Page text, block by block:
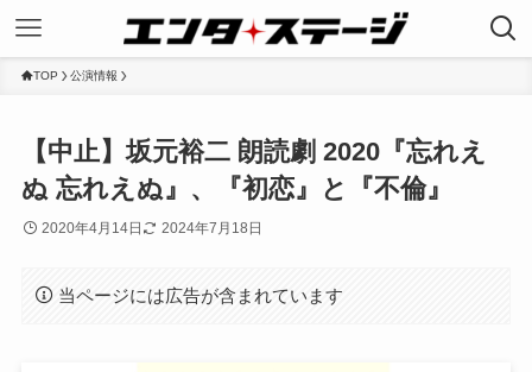
TOP 公演情報
【中止】坂元裕二 朗読劇 2020『忘れえ
ぬ 忘れえぬ』、『初恋』と『不倫』
2020年4月14日 2024年7月18日
当ページには広告が含まれています